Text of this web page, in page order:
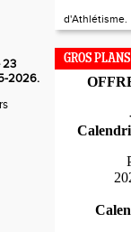
23
2026.
d'Athlétisme.
GROS PLANS